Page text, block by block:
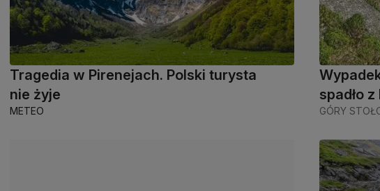
Tragedia w Pirenejach. Polski turysta
nie żyje
METEO
spadło
GÓRY